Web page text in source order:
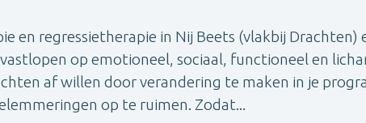
en regressietherapie in Nij Beets (vlakbij Drachten)
op emotioneel, sociaal, functioneel en
af willen door verandering te maken in je
op te ruimen. Zodat...